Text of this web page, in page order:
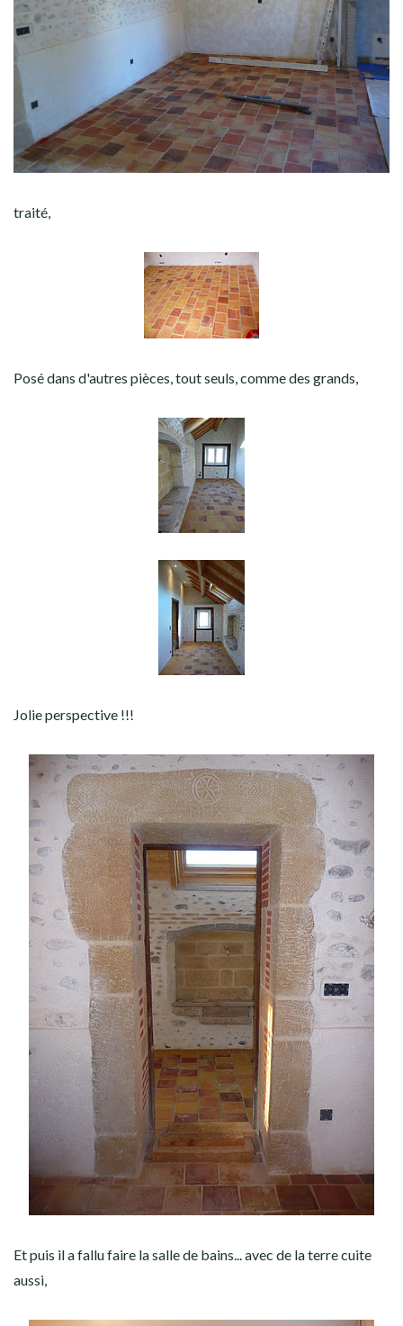
traité,
Posé dans d'autres pièces, tout seuls, comme des grands,
Jolie perspective !!!
Et puis il a fallu faire la salle de bains... avec de la terre cuite
aussi,